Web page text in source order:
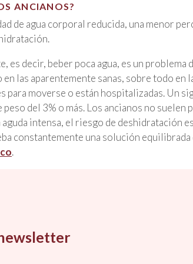
ANCIANOS?
de agua corporal reducida, una menor
decir, beber poca agua, es un problema
las aparentemente sanas, sobre todo en
moverse o están hospitalizadas. Un
del 3% o más. Los ancianos no suelen
aguda intensa, el riesgo de deshidratación
constantemente una solución equilibrada
.